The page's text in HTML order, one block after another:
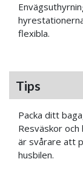
flexibla.
Tips
Packa ditt
Resväskor
är svårare att
husbilen.